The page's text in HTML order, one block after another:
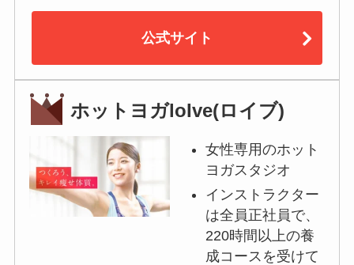
公式サイト
ホットヨガloIve(ロイブ)
女性専用のホット
ヨガスタジオ
インストラクター
は全員正社員で、
220時間以上の養
成コースを受けて